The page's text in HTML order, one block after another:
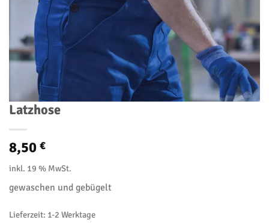
Latzhose
8,50 €
inkl. 19 % MwSt.
gewaschen und gebügelt
Lieferzeit: 1-2 Werktage